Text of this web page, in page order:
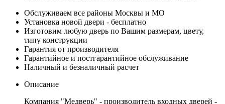
Обслуживаем все районы Москвы и МО
Установка новой двери - бесплатно
Изготовим любую дверь по Вашим размерам, цвету,
типу конструкции
Гарантия от производителя
Гарантийное и постгарантийное обслуживание
Наличный и безналичный расчет
Описание
Компания "Медверь" - производитель входных дверей -